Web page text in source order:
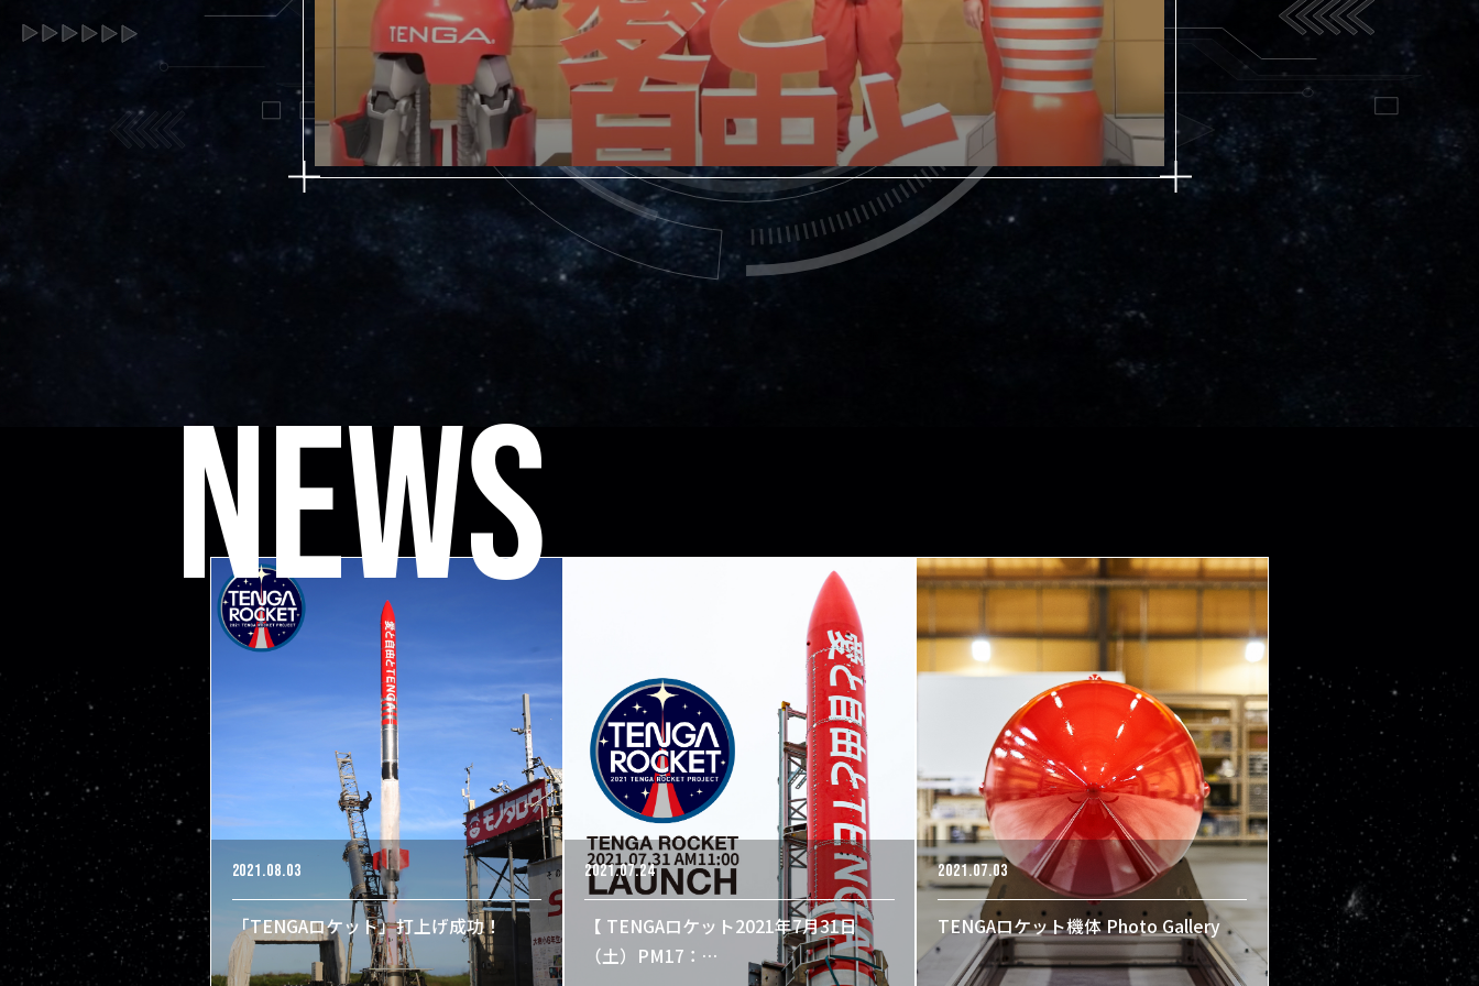
NEWS
2021.08.03
「TENGAロケット」打上げ成功！
2021.07.24
【 TENGAロケット2021年7月31日
（土）PM17：…
2021.07.03
TENGAロケット機体 Photo Gallery